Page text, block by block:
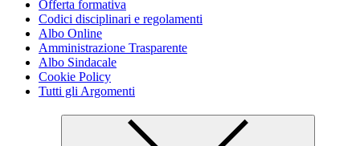
Offerta formativa
Codici disciplinari e regolamenti
Albo Online
Amministrazione Trasparente
Albo Sindacale
Cookie Policy
Tutti gli Argomenti